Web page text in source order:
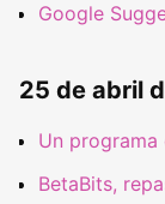
Google
25 de abril
Un programa
BetaBits,